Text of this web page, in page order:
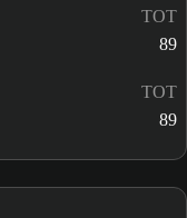
TOT
89
TOT
89